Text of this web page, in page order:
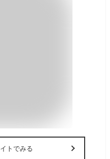
トでみる